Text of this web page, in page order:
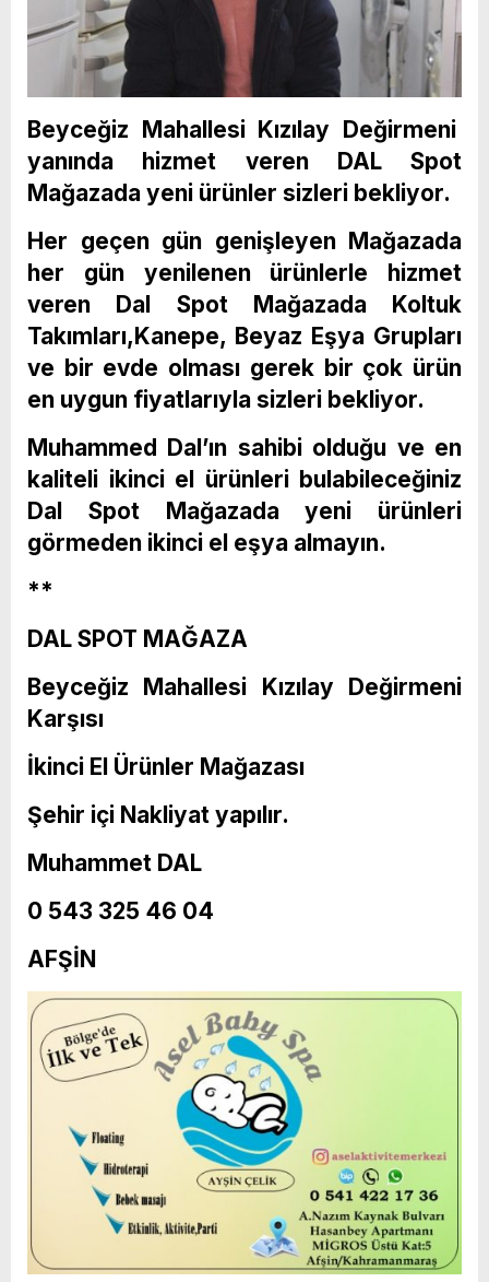
Beyceğiz Mahallesi Kızılay Değirmeni
yanında hizmet veren DAL Spot
Mağazada yeni ürünler sizleri bekliyor.
Her geçen gün genişleyen Mağazada
her gün yenilenen ürünlerle hizmet
veren Dal Spot Mağazada Koltuk
Takımları,Kanepe, Beyaz Eşya Grupları
ve bir evde olması gerek bir çok ürün
en uygun fiyatlarıyla sizleri bekliyor.
Muhammed Dal’ın sahibi olduğu ve en
kaliteli ikinci el ürünleri bulabileceğiniz
Dal Spot Mağazada yeni ürünleri
görmeden ikinci el eşya almayın.
**
DAL SPOT MAĞAZA
Beyceğiz Mahallesi Kızılay Değirmeni
Karşısı
İkinci El Ürünler Mağazası
Şehir içi Nakliyat yapılır.
Muhammet DAL
0 543 325 46 04
AFŞİN